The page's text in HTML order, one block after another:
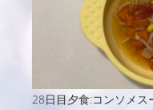
28日目夕食:コンソメス